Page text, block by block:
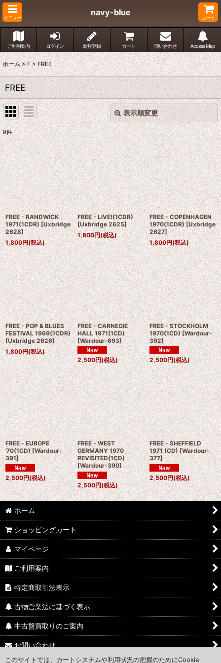
メニュー
navy-blue
カート
ご利用案内 ログイン 新規登録 カート 問い合わせ Access Map
ホーム > F > FREE
FREE
表示順変更
表示数:
並び順:
絞り込む
閉じる
9件
FREE - RANDWICK
1971(1CDR) [Uxbridge
2628]
1,800円(税込)
FREE - LIVE!(1CDR)
[Uxbridge 2625]
1,800円(税込)
FREE - COPENHAGEN
1970(1CDR) [Uxbridge
2627]
1,800円(税込)
FREE - POP & BLUES
FESTIVAL 1969(1CDR)
[Uxbridge 2626]
1,800円(税込)
FREE - CARNEGIE
HALL 1971(1CD)
[Wardour-693]
2,500円(税込)
FREE - STOCKHOLM
1970(1CD) [Wardour-
392]
2,500円(税込)
FREE - EUROPE
'70(1CD) [Wardour-
391]
2,500円(税込)
FREE - WEST
GERMANY 1970
REVISITED(1CD)
[Wardour-390]
2,500円(税込)
FREE - SHEFFIELD
1971 (CD) [Wardour-
377]
2,500円(税込)
ホーム
ショッピングカート
マイページ
ご利用案内
特定商取引法表示
古物営業法に基づく表示
中古盤買取りのご案内
お問い合わせ
このサイトでは、カートシステムや利用状況の把握のためにCookie